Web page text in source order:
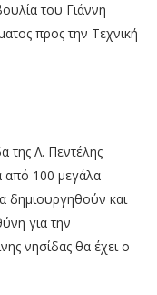
του Γιάννη
προς την Τεχνική
της Λ. Πεντέλης
από 100 μεγάλα
δημιουργηθούν και
για την
νησίδας θα έχει ο